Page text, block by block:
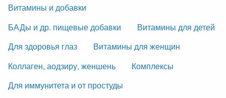
Витамины и добавки
БАДы и др. пищевые добавки
Витамины для детей
Для здоровья глаз
Витамины для женщин
Коллаген, аодзиру, женшень
Комплексы
Для иммунитета и от простуды